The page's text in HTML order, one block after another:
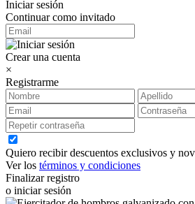
Iniciar sesión
Continuar como invitado
Crear una cuenta
×
Registrarme
Quiero recibir descuentos exclusivos y
Ver los términos y condiciones
Finalizar registro
o iniciar sesión